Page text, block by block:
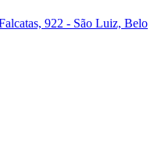
922 - São Luiz, Belo